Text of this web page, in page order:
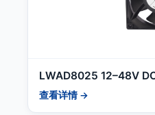
LWAD8025 12–48V
查看详情 →